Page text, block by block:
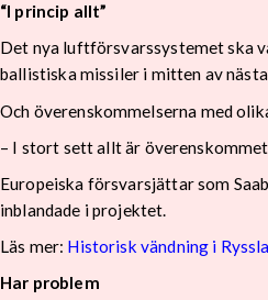
“I princip allt”
Det nya luftförsvarssystemet ska
ballistiska missiler i mitten av nästa
Och överenskommelserna med
– I stort sett allt är
Europeiska försvarsjättar som
inblandade i projektet.
Läs mer: Historisk vändning i
Har problem